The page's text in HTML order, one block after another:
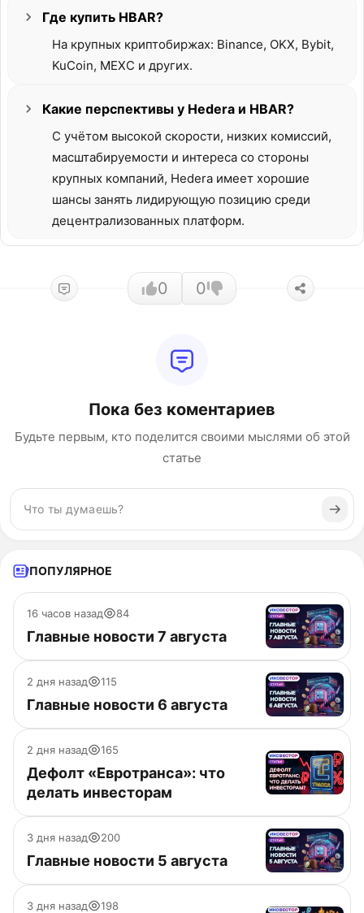
Где купить HBAR?
На крупных криптобиржах: Binance, OKX, Bybit,
KuCoin, MEXC и других.
Какие перспективы у Hedera и HBAR?
С учётом высокой скорости, низких комиссий,
масштабируемости и интереса со стороны
крупных компаний, Hedera имеет хорошие
шансы занять лидирующую позицию среди
децентрализованных платформ.
0 0
Пока без коментариев
Будьте первым, кто поделится своими мыслями об этой
статье
ПОПУЛЯРНОЕ
16 часов назад 84
Главные новости 7 августа
2 дня назад 115
Главные новости 6 августа
2 дня назад 165
Дефолт «Евротранса»: что
делать инвесторам
3 дня назад 200
Главные новости 5 августа
3 дня назад 198